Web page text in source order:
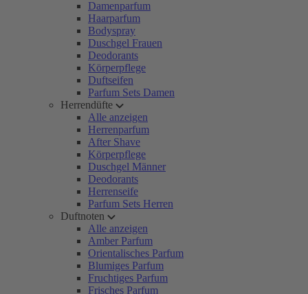
Damenparfum
Haarparfum
Bodyspray
Duschgel Frauen
Deodorants
Körperpflege
Duftseifen
Parfum Sets Damen
Herrendüfte
Alle anzeigen
Herrenparfum
After Shave
Körperpflege
Duschgel Männer
Deodorants
Herrenseife
Parfum Sets Herren
Duftnoten
Alle anzeigen
Amber Parfum
Orientalisches Parfum
Blumiges Parfum
Fruchtiges Parfum
Frisches Parfum